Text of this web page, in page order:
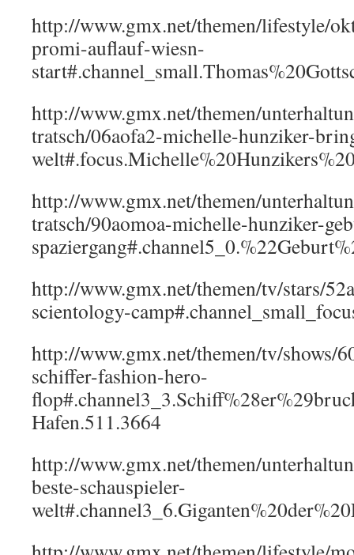
http://www.gmx.net/themen/lifestyle/
promi-auflauf-wiesn-
http://www.gmx.net/themen/
tratsch/06aofa2-michelle-hunziker-
http://www.gmx.net/themen/
tratsch/90aomoa-michelle-hunziker-
http://www.gmx.net/themen/tv/stars/
scientology-
http://www.gmx.net/themen/tv/shows/
schiffer-fashion-hero-
Hafen.511.3664
http://www.gmx.net/themen/
beste-schauspieler-